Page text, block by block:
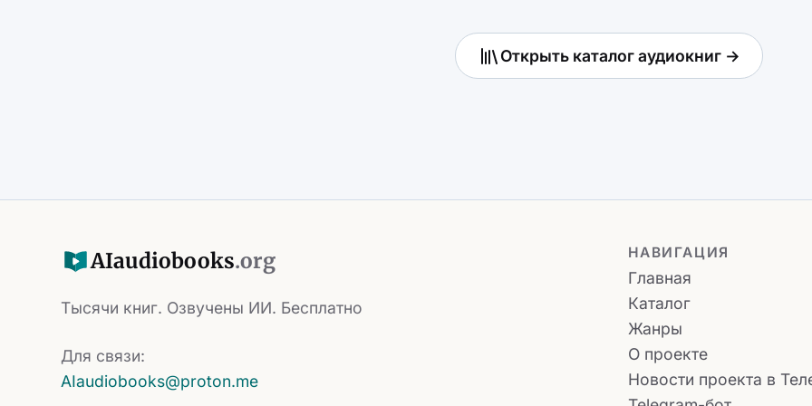
Открыть каталог аудиокниг →
AIaudiobooks.org
Тысячи книг. Озвучены ИИ. Бесплатно
Для связи:
AIaudiobooks@proton.me
НАВИГАЦИЯ
Главная
Каталог
Жанры
О проекте
Новости проекта в